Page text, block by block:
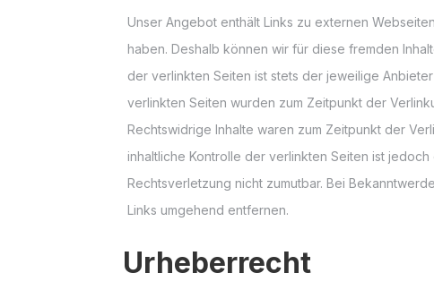
Unser Angebot enthält Links zu externen
haben. Deshalb können wir für diese fremden
der verlinkten Seiten ist stets der jeweilige
verlinkten Seiten wurden zum Zeitpunkt der
Rechtswidrige Inhalte waren zum Zeitpunkt der
inhaltliche Kontrolle der verlinkten Seiten ist
Rechtsverletzung nicht zumutbar. Bei
Links umgehend entfernen.
Urheberrecht